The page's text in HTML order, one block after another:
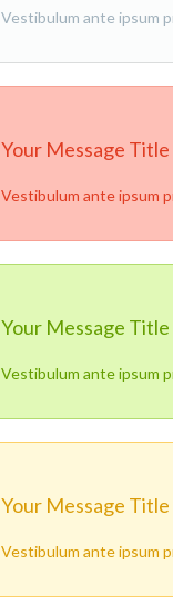
Vestibulum ante ipsum
Your Message
Vestibulum ante ipsum
Your Message
Vestibulum ante ipsum
Your Message
Vestibulum ante ipsum